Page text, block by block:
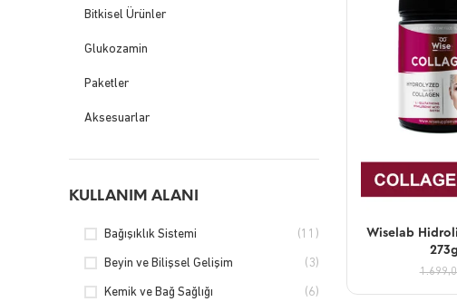
Bitkisel Ürünler
Glukozamin
Paketler
Aksesuarlar
KULLANIM ALANI
Bağışıklık Sistemi (11)
Beyin ve Bilişsel Gelişim (3)
Kemik ve Bağ Sağlığı (6)
Wiselab